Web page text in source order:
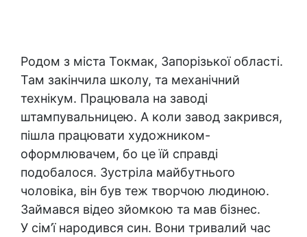
Родом з міста Токмак, Запорізької області.
Там закінчила школу, та механічний
технікум. Працювала на заводі
штампувальницею. А коли завод закрився,
пішла працювати художником-
оформлювачем, бо це їй справді
подобалося. Зустріла майбутнього
чоловіка, він був теж творчою людиною.
Займався відео зйомкою та мав бізнес.
У сім’ї народився син. Вони тривалий час